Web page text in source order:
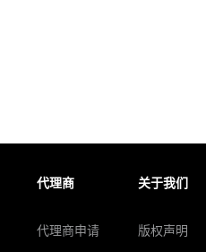
代理商
代理商申请
关于我们
版权声明